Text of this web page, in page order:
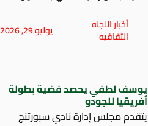
أخبار اللجنه
الثقافيه يوليو 29, 2026
يوسف لطفي يحصد فضية بطولة
أفريقيا للجودو
يتقدم مجلس إدارة نادي سبورتنج